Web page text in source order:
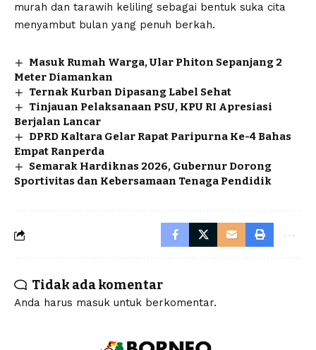
murah dan tarawih keliling sebagai bentuk suka cita
menyambut bulan yang penuh berkah.
Masuk Rumah Warga, Ular Phiton Sepanjang 2
Meter Diamankan
Ternak Kurban Dipasang Label Sehat
Tinjauan Pelaksanaan PSU, KPU RI Apresiasi
Berjalan Lancar
DPRD Kaltara Gelar Rapat Paripurna Ke-4 Bahas
Empat Ranperda
Semarak Hardiknas 2026, Gubernur Dorong
Sportivitas dan Kebersamaan Tenaga Pendidik
Tidak ada komentar
Anda harus masuk untuk berkomentar.